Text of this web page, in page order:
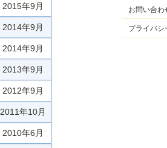
2015年9月
2014年9月
2014年9月
2013年9月
2012年9月
2011年10月
2010年6月
お問い合わ
プライバシ